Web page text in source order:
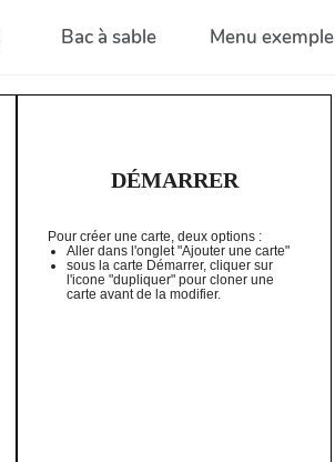
Bac à sable Menu exemple
DÉMARRER
Pour créer une carte, deux options :
Aller dans l'onglet "Ajouter une carte"
sous la carte Démarrer, cliquer sur
l'icone "dupliquer" pour cloner une
carte avant de la modifier.